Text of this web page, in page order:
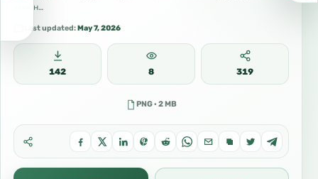
замон…
Last updated:May 7, 2026
142 8 319
PNG · 2 MB